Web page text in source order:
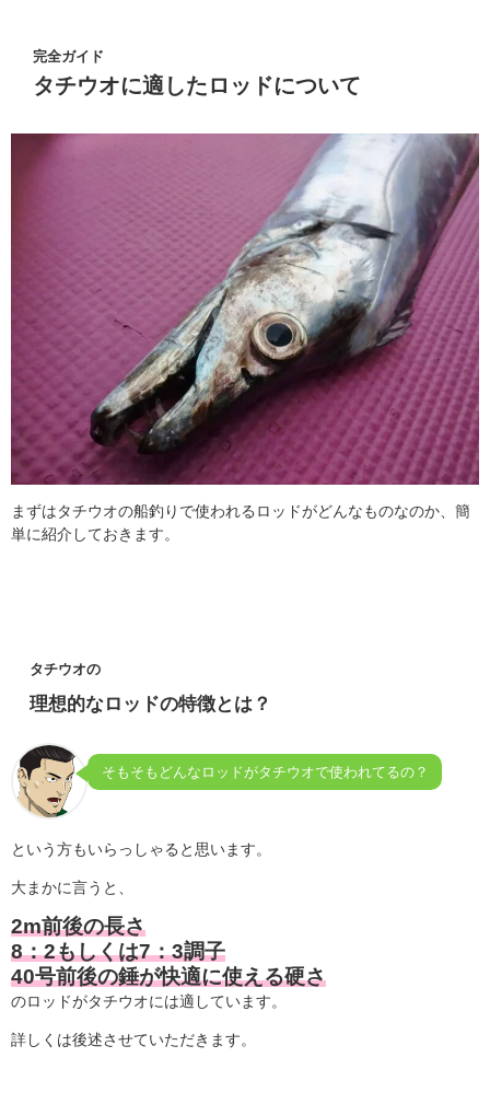
完全ガイド
タチウオに適したロッドについて
まずはタチウオの船釣りで使われるロッドがどんなものなのか、簡
単に紹介しておきます。
タチウオの
理想的なロッドの特徴とは？
そもそもどんなロッドがタチウオで使われてるの？
という方もいらっしゃると思います。
大まかに言うと、
2m前後の長さ
8：2もしくは7：3調子
40号前後の錘が快適に使える硬さ
のロッドがタチウオには適しています。
詳しくは後述させていただきます。